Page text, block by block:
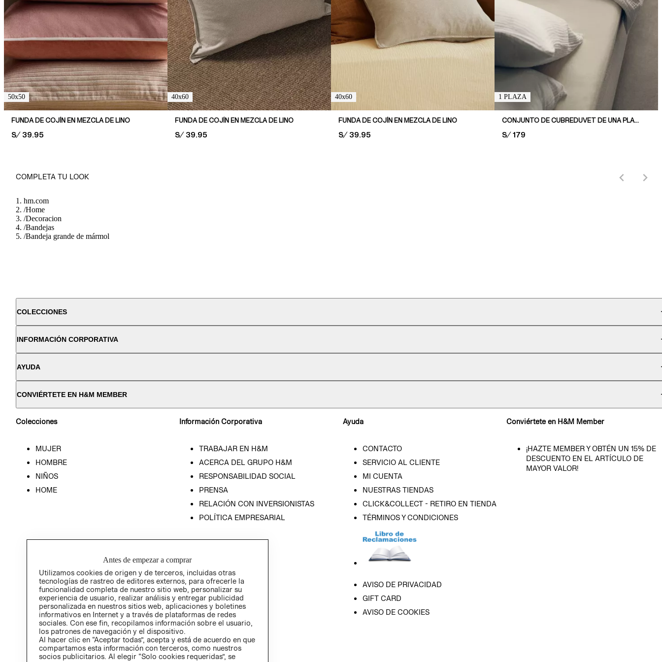
50x50
FUNDA DE COJÍN EN MEZCLA DE LINO
PRICE:
S/ 39.95
40x60
FUNDA DE COJÍN EN MEZCLA DE LINO
PRICE:
S/ 39.95
40x60
FUNDA DE COJÍN EN MEZCLA DE LINO
PRICE:
S/ 39.95
1 PLAZA
CONJUNTO DE CUBREDUVET DE UNA PLAZA EN MUSELINA
PRICE:
S/ 179
COMPLETA TU LOOK
hm.com
/Home
/Decoracion
/Bandejas
/Bandeja grande de mármol
COLECCIONES
INFORMACIÓN CORPORATIVA
AYUDA
CONVIÉRTETE EN H&M MEMBER
Colecciones
MUJER
HOMBRE
NIÑOS
HOME
Información Corporativa
TRABAJAR EN H&M
ACERCA DEL GRUPO H&M
RESPONSABILIDAD SOCIAL
PRENSA
RELACIÓN CON INVERSIONISTAS
POLÍTICA EMPRESARIAL
Ayuda
CONTACTO
SERVICIO AL CLIENTE
MI CUENTA
NUESTRAS TIENDAS
CLICK&COLLECT - RETIRO EN TIENDA
TÉRMINOS Y CONDICIONES
AVISO DE PRIVACIDAD
GIFT CARD
AVISO DE COOKIES
Conviértete en H&M Member
¡HAZTE MEMBER Y OBTÉN UN 15% DE
DESCUENTO EN EL ARTÍCULO DE
MAYOR VALOR!
Antes de empezar a comprar
Utilizamos cookies de origen y de terceros, incluidas otras
tecnologías de rastreo de editores externos, para ofrecerle la
funcionalidad completa de nuestro sitio web, personalizar su
experiencia de usuario, realizar análisis y entregar publicidad
personalizada en nuestros sitios web, aplicaciones y boletines
informativos en Internet y a través de plataformas de redes
sociales. Con ese fin, recopilamos información sobre el usuario,
los patrones de navegación y el dispositivo.
Al hacer clic en “Aceptar todas”, acepta y está de acuerdo en que
compartamos esta información con terceros, como nuestros
socios publicitarios. Al elegir “Solo cookies requeridas”, se